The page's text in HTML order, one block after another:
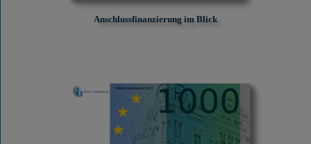
Anschlussfinanzierung im Blick